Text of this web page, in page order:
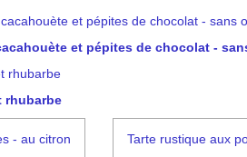
et pépites de chocolat -
rhubarbe
- au citron Tarte rustique aux